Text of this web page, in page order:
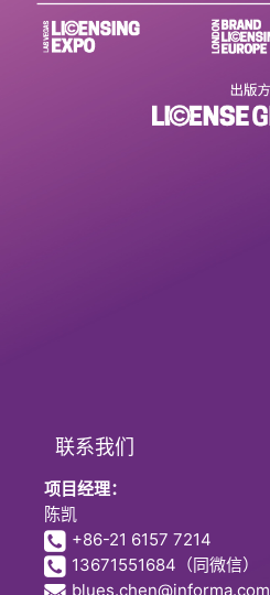
联系我们
项目经理：
陈凯
+86-21 6157 7214
13671551684 （同微信）
blues.chen@informa.com